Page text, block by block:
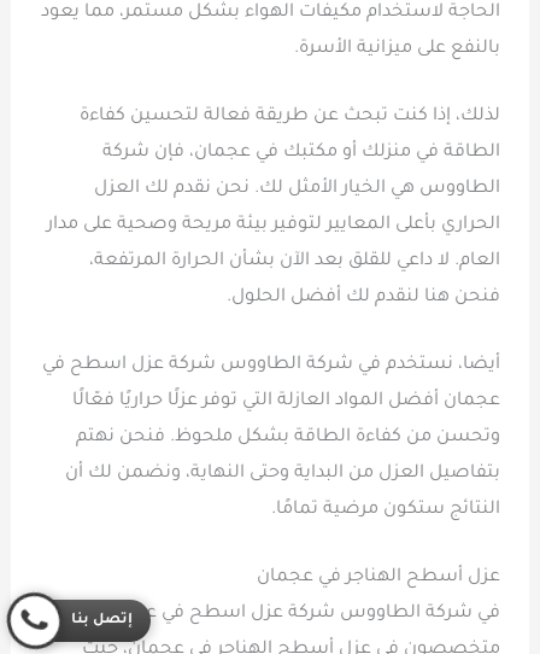
الحاجة لاستخدام مكيفات الهواء بشكل مستمر، مما يعود
بالنفع على ميزانية الأسرة.
لذلك، إذا كنت تبحث عن طريقة فعالة لتحسين كفاءة
الطاقة في منزلك أو مكتبك في عجمان، فإن شركة
الطاووس هي الخيار الأمثل لك. نحن نقدم لك العزل
الحراري بأعلى المعايير لتوفير بيئة مريحة وصحية على مدار
العام. لا داعي للقلق بعد الآن بشأن الحرارة المرتفعة،
فنحن هنا لنقدم لك أفضل الحلول.
أيضا، نستخدم في شركة الطاووس شركة عزل اسطح في
عجمان أفضل المواد العازلة التي توفر عزلًا حراريًا فعّالًا
وتحسن من كفاءة الطاقة بشكل ملحوظ. فنحن نهتم
بتفاصيل العزل من البداية وحتى النهاية، ونضمن لك أن
النتائج ستكون مرضية تمامًا.
عزل أسطح الهناجر في عجمان
في شركة الطاووس شركة عزل اسطح في عجمان، نحن
إتصل بنا